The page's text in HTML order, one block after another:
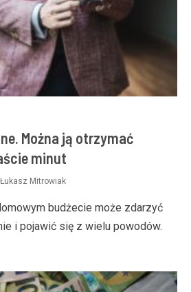
Można ją otrzymać
minut
Łukasz Mitrowiak
budżecie może zdarzyć
i pojawić się z wielu powodów.